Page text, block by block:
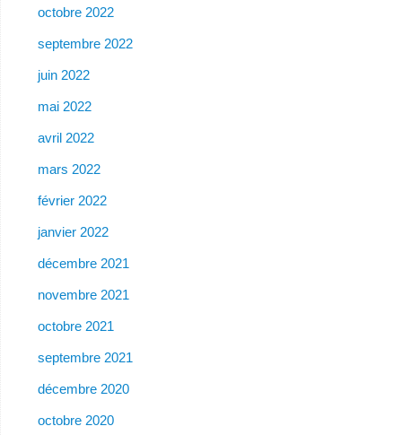
octobre 2022
septembre 2022
juin 2022
mai 2022
avril 2022
mars 2022
février 2022
janvier 2022
décembre 2021
novembre 2021
octobre 2021
septembre 2021
décembre 2020
octobre 2020